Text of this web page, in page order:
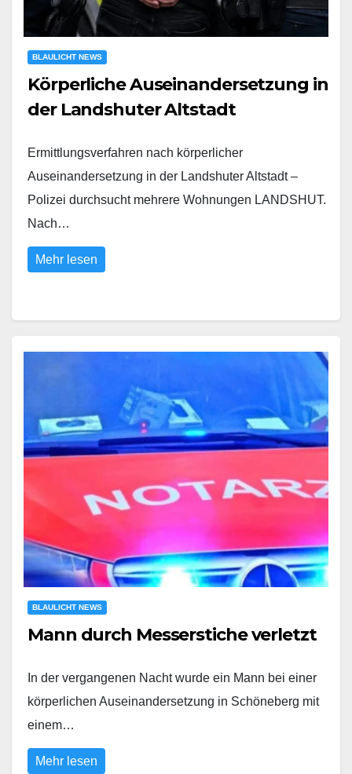
BLAULICHT NEWS
Körperliche Auseinandersetzung in
der Landshuter Altstadt
Ermittlungsverfahren nach körperlicher
Auseinandersetzung in der Landshuter Altstadt –
Polizei durchsucht mehrere Wohnungen LANDSHUT.
Nach…
Mehr lesen
BLAULICHT NEWS
Mann durch Messerstiche verletzt
In der vergangenen Nacht wurde ein Mann bei einer
körperlichen Auseinandersetzung in Schöneberg mit
einem…
Mehr lesen